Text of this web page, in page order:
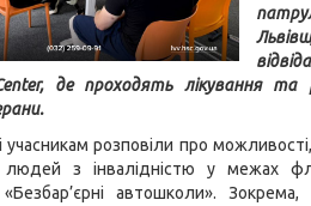
де проходять лікування та
учасникам розповіли про
з інвалідністю у межах
автошколи».